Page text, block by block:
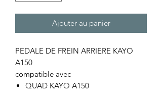
Ajouter au panier
PEDALE DE FREIN ARRIERE KAYO
A150
compatible avec
QUAD KAYO A150